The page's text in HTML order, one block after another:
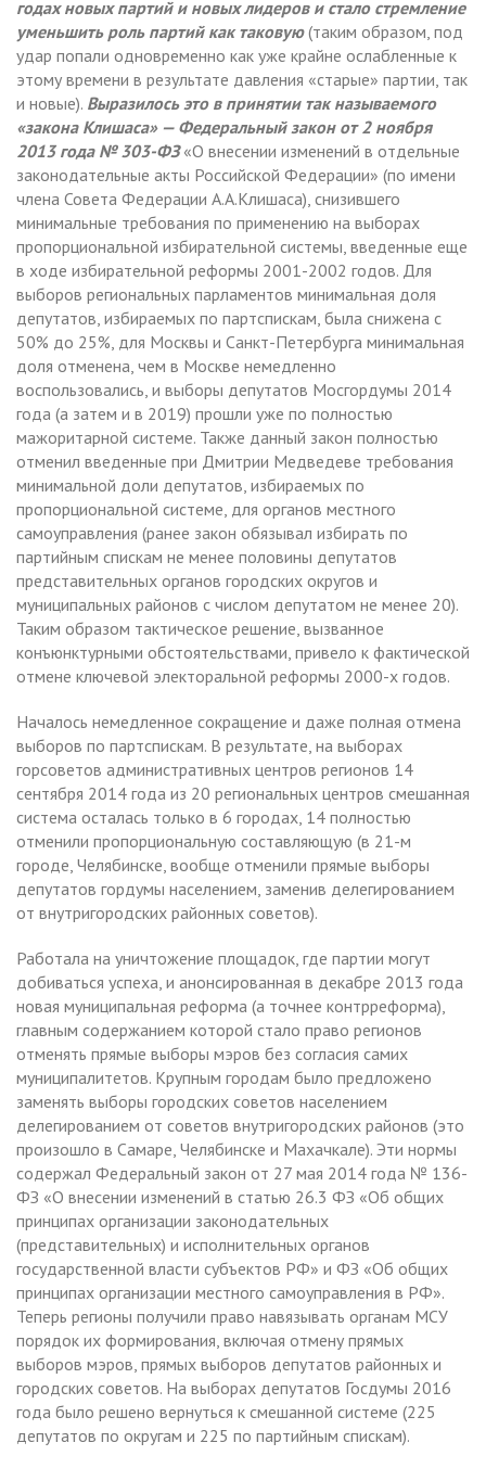
годах новых партий и новых лидеров и стало стремление
уменьшить роль партий как таковую(таким образом, под
удар попали одновременно как уже крайне ослабленные к
этому времени в результате давления «старые» партии, так
и новые). Выразилось это в принятии так называемого
«закона Клишаса» — Федеральный закон от 2 ноября
2013 года № 303-ФЗ«О внесении изменений в отдельные
законодательные акты Российской Федерации» (по имени
члена Совета Федерации А.А.Клишаса), снизившего
минимальные требования по применению на выборах
пропорциональной избирательной системы, введенные еще
в ходе избирательной реформы 2001-2002 годов. Для
выборов региональных парламентов минимальная доля
депутатов, избираемых по партспискам, была снижена с
50% до 25%, для Москвы и Санкт-Петербурга минимальная
доля отменена, чем в Москве немедленно
воспользовались, и выборы депутатов Мосгордумы 2014
года (а затем и в 2019) прошли уже по полностью
мажоритарной системе. Также данный закон полностью
отменил введенные при Дмитрии Медведеве требования
минимальной доли депутатов, избираемых по
пропорциональной системе, для органов местного
самоуправления (ранее закон обязывал избирать по
партийным спискам не менее половины депутатов
представительных органов городских округов и
муниципальных районов с числом депутатом не менее 20).
Таким образом тактическое решение, вызванное
конъюнктурными обстоятельствами, привело к фактической
отмене ключевой электоральной реформы 2000-х годов.
Началось немедленное сокращение и даже полная отмена
выборов по партспискам. В результате, на выборах
горсоветов административных центров регионов 14
сентября 2014 года из 20 региональных центров смешанная
система осталась только в 6 городах, 14 полностью
отменили пропорциональную составляющую (в 21-м
городе, Челябинске, вообще отменили прямые выборы
депутатов гордумы населением, заменив делегированием
от внутригородских районных советов).
Работала на уничтожение площадок, где партии могут
добиваться успеха, и анонсированная в декабре 2013 года
новая муниципальная реформа (а точнее контрреформа),
главным содержанием которой стало право регионов
отменять прямые выборы мэров без согласия самих
муниципалитетов. Крупным городам было предложено
заменять выборы городских советов населением
делегированием от советов внутригородских районов (это
произошло в Самаре, Челябинске и Махачкале). Эти нормы
содержал Федеральный закон от 27 мая 2014 года № 136-
ФЗ «О внесении изменений в статью 26.3 ФЗ «Об общих
принципах организации законодательных
(представительных) и исполнительных органов
государственной власти субъектов РФ» и ФЗ «Об общих
принципах организации местного самоуправления в РФ».
Теперь регионы получили право навязывать органам МСУ
порядок их формирования, включая отмену прямых
выборов мэров, прямых выборов депутатов районных и
городских советов. На выборах депутатов Госдумы 2016
года было решено вернуться к смешанной системе (225
депутатов по округам и 225 по партийным спискам).